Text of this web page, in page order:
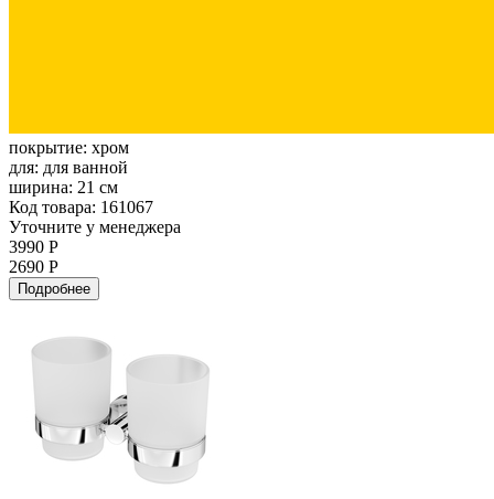
покрытие: хром
для: для ванной
ширина: 21 см
Код товара: 161067
Уточните у менеджера
3990 Р
2690 Р
Подробнее